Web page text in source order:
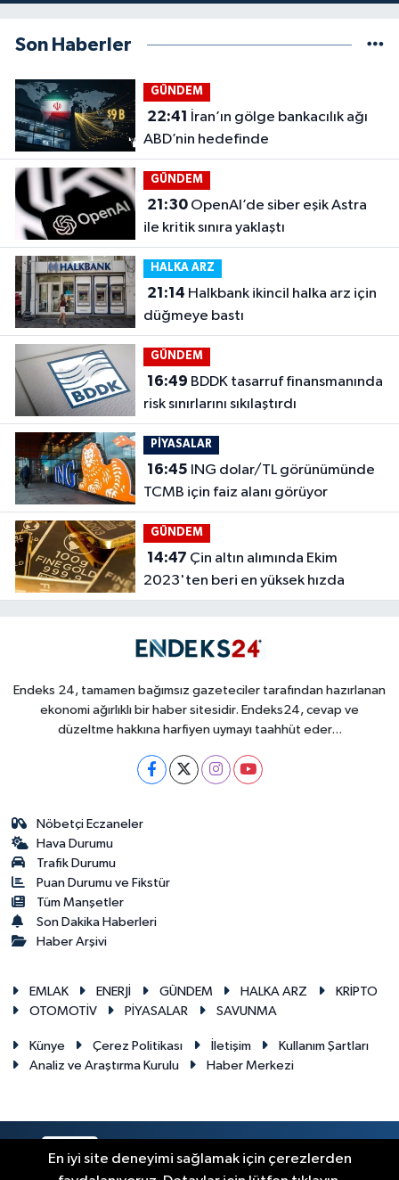
Son Haberler
GÜNDEM
22:41
ABD’nin hedefinde
GÜNDEM
21:30OpenAI’de siber eşik Astra
ile kritik sınıra yaklaştı
HALKA ARZ
21:14
düğmeye bastı
GÜNDEM
16:49
risk sınırlarını sıkılaştırdı
PİYASALAR
16:45
TCMB için faiz alanı görüyor
GÜNDEM
14:47
2023'ten beri en yüksek hızda
Endeks 24, tamamen bağımsız gazeteciler tarafından hazırlanan
ekonomi ağırlıklı bir haber sitesidir. Endeks24, cevap ve
düzeltme hakkına harfiyen uymayı taahhüt eder...
Nöbetçi Eczaneler
Hava Durumu
Trafik Durumu
Puan Durumu ve Fikstür
Tüm Manşetler
Son Dakika Haberleri
Haber Arşivi
EMLAK ENERJİ GÜNDEM HALKA ARZ
KRİPTO
OTOMOTİV
PİYASALAR SAVUNMA
Künye Çerez Politikası İletişim
Kullanım Şartları
Analiz ve Araştırma Kurulu
Haber Merkezi
En iyi site deneyimi sağlamak için çerezlerden